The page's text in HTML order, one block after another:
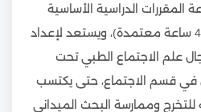
المقررات الدراسية الأساسية
بمعدل يتراوح ما بين (30: 48 ساعة معتمدة)، ويستعد لإعداد
علم الاجتماع الطبي تحت
قسم الاجتماع، حتى يكتسب
للتخرج وممارسة البحث الميداني